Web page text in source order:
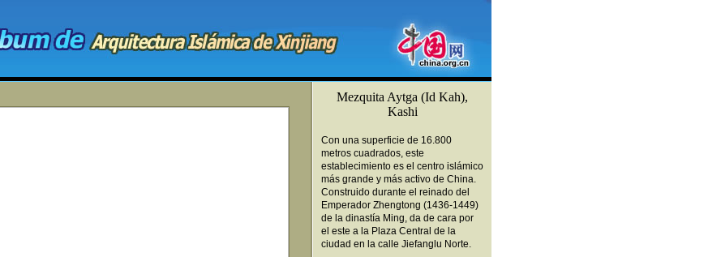
Mezquita Aytga (Id Kah),
Kashi
Con una superficie de 16.800
metros cuadrados, este
establecimiento es el centro islámico
más grande y más activo de China.
Construido durante el reinado del
Emperador Zhengtong (1436-1449)
de la dinastía Ming, da de cara por
el este a la Plaza Central de la
ciudad en la calle Jiefanglu Norte.